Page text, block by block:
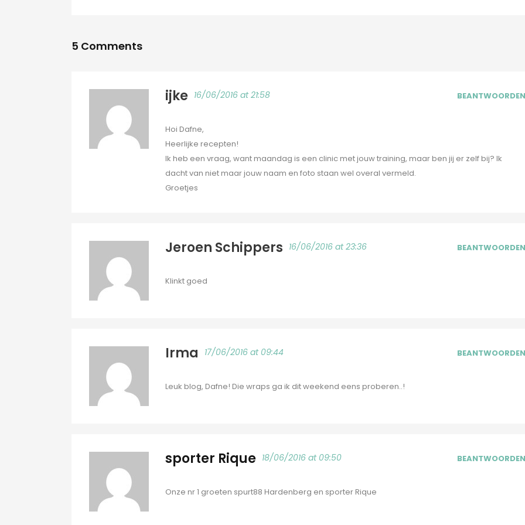
5 Comments
ijke 16/06/2016 at 21:58 BEANTWOORDEN
Hoi Dafne,
Heerlijke recepten!
Ik heb een vraag, want maandag is een clinic met jouw training, maar ben jij er zelf bij? Ik
dacht van niet maar jouw naam en foto staan wel overal vermeld.
Groetjes
Jeroen Schippers 16/06/2016 at 23:36 BEANTWOORDEN
Klinkt goed
Irma 17/06/2016 at 09:44 BEANTWOORDEN
Leuk blog, Dafne! Die wraps ga ik dit weekend eens proberen..!
sporter Rique 18/06/2016 at 09:50 BEANTWOORDEN
Onze nr 1 groeten spurt88 Hardenberg en sporter Rique